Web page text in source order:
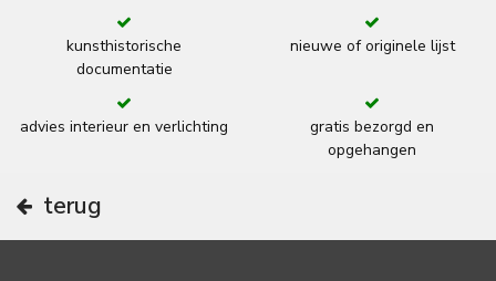
kunsthistorische
documentatie
nieuwe of originele lijst
advies interieur en verlichting
gratis bezorgd en
opgehangen
terug